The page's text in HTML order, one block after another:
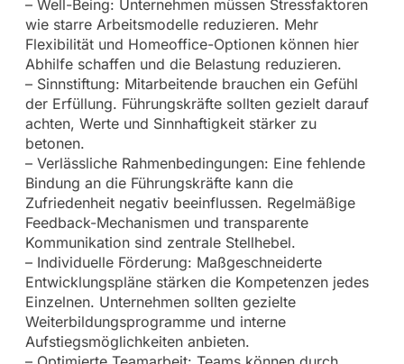
– Well-Being: Unternehmen müssen Stressfaktoren
wie starre Arbeitsmodelle reduzieren. Mehr
Flexibilität und Homeoffice-Optionen können hier
Abhilfe schaffen und die Belastung reduzieren.
– Sinnstiftung: Mitarbeitende brauchen ein Gefühl
der Erfüllung. Führungskräfte sollten gezielt darauf
achten, Werte und Sinnhaftigkeit stärker zu
betonen.
– Verlässliche Rahmenbedingungen: Eine fehlende
Bindung an die Führungskräfte kann die
Zufriedenheit negativ beeinflussen. Regelmäßige
Feedback-Mechanismen und transparente
Kommunikation sind zentrale Stellhebel.
– Individuelle Förderung: Maßgeschneiderte
Entwicklungspläne stärken die Kompetenzen jedes
Einzelnen. Unternehmen sollten gezielte
Weiterbildungsprogramme und interne
Aufstiegsmöglichkeiten anbieten.